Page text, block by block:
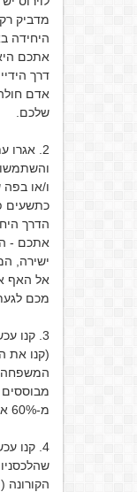
מדביק
היחידה
אתכם
דרך
אדם
שלכם.
2.
ו/או בפה
כתשעים
הדרך
אתכם -
ישירה,
אל האף
מכם
3. קנו
(קנו את
מבוססים
מ-60% אלכוהול כדי להיות אפקטיביים.
4. קנו
הקורונה